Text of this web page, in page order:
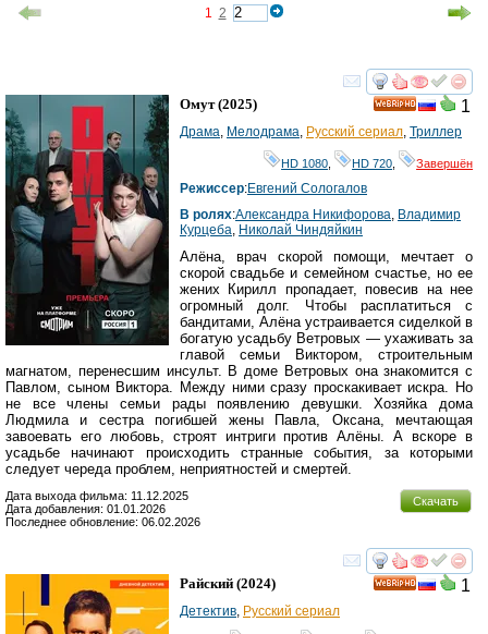
1 2
смотреть
1
Омут(2025)
Драма Мелодрама Русский сериал Триллер
HD 1080 HD 720 Завершён
Режиссер:Евгений Сологалов
В ролях:Александра Никифорова Владимир
Курцеба Николай Чиндяйкин
Алёна, врач скорой помощи, мечтает о
скорой свадьбе и семейном счастье, но ее
жених Кирилл пропадает, повесив на нее
огромный долг. Чтобы расплатиться с
бандитами, Алёна устраивается сиделкой в
богатую усадьбу Ветровых — ухаживать за
главой семьи Виктором, строительным
магнатом, перенесшим инсульт. В доме Ветровых она знакомится с
Павлом, сыном Виктора. Между ними сразу проскакивает искра. Но
не все члены семьи рады появлению девушки. Хозяйка дома
Людмила и сестра погибшей жены Павла, Оксана, мечтающая
завоевать его любовь, строят интриги против Алёны. А вскоре в
усадьбе начинают происходить странные события, за которыми
следует череда проблем, неприятностей и смертей.
Скачать
Дата выхода фильма: 11.12.2025
Дата добавления: 01.01.2026
Последнее обновление: 06.02.2026
смотреть
1
Райский (2024)
Детектив Русский сериал